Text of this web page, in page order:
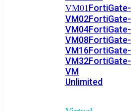
VM01FortiGate-
VM02FortiGate-
VM04FortiGate-
VM08FortiGate-
VM16FortiGate-
VM32FortiGate-
VM
Unlimited